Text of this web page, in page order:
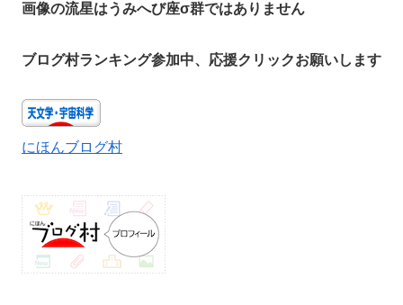
画像の流星はうみへび座σ群ではありません
ブログ村ランキング参加中、応援クリックお願いします
にほんブログ村